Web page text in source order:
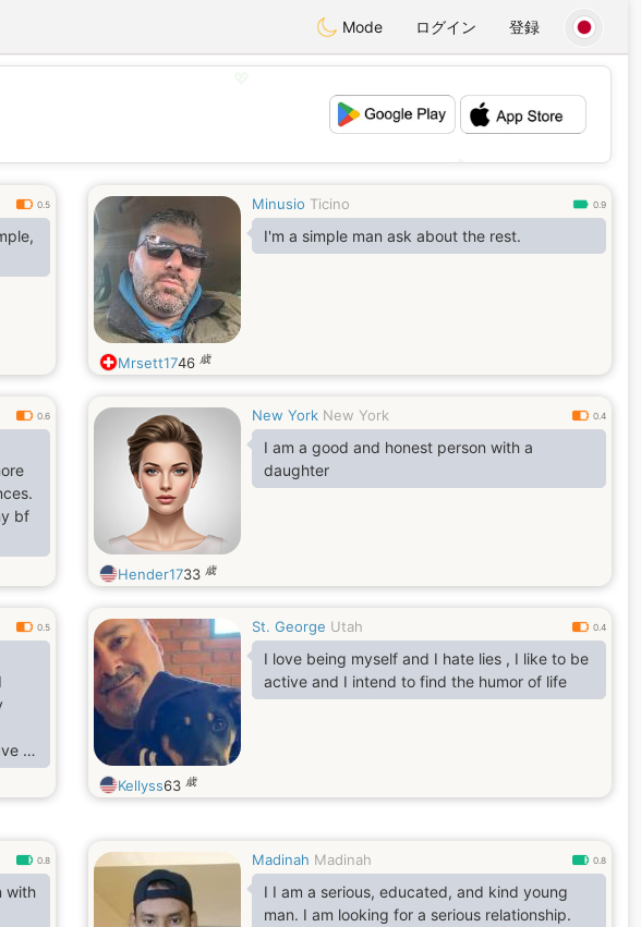
Mode ログイン 登録
0.5 Minusio Ticino 0.9
I'm a simple man ask about the rest.
Mrsett1746 歳
0.6
bf
New York New York 0.4
I am a good and honest person with a
daughter
Hender1733 歳
0.5
a
St. George Utah 0.4
I love being myself and I hate lies , I like to be
active and I intend to find the humor of life
Kellyss63 歳
0.8
with
Madinah Madinah 0.8
I I am a serious, educated, and kind young
man. I am looking for a serious relationship.